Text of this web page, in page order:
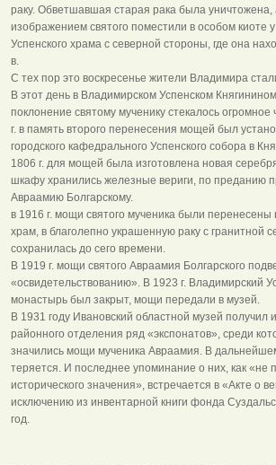
раку. Обветшавшая старая рака была уничтожена,
изображением святого поместили в особом киоте
Успенского храма с северной стороны, где она
в.
С тех пор это воскресенье жители Владимира
В этот день в Владимирском Успенском
поклонение святому мученику стекалось
г. в память второго перенесения мощей был
городского кафедрального Успенского собора в
1806 г. для мощей была изготовлена новая
шкафу хранились железные вериги, по преданию
Авраамию Болгарскому.
в 1916 г. мощи святого мученика были перенесены
храм, в благолепно украшенную раку с гранитной
сохранилась до сего времени.
В 1919 г. мощи святого Авраамия Болгарского
«освидетельствованию». В 1923 г. Владимирский
монастырь был закрыт, мощи передали в музей.
В 1931 году Ивановский областной музей получил
районного отделения ряд «экспонатов», среди
значились мощи мученика Авраамия. В
теряется. И последнее упоминание о них, как «не
исторического значения», встречается в «Акте о
исключению из инвентарной книги фонда
год.